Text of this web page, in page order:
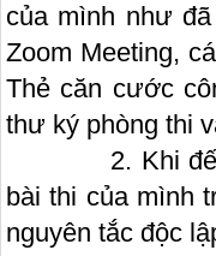
của mình như
Zoom Meeting,
Thẻ căn cước
thư ký phòng thi
2. Khi đến
bài thi của mình
nguyên tắc độc